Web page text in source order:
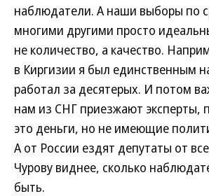
наблюдатели. А наши выборы по
многими другими просто
не количество, а качество.
в Киргизии я был единственным
работал за десятерых. И потом
нам из СНГ приезжают эксперты,
это деньги, но не имеющие
А от России ездят депутаты от
Чурову виднее, сколько
быть.